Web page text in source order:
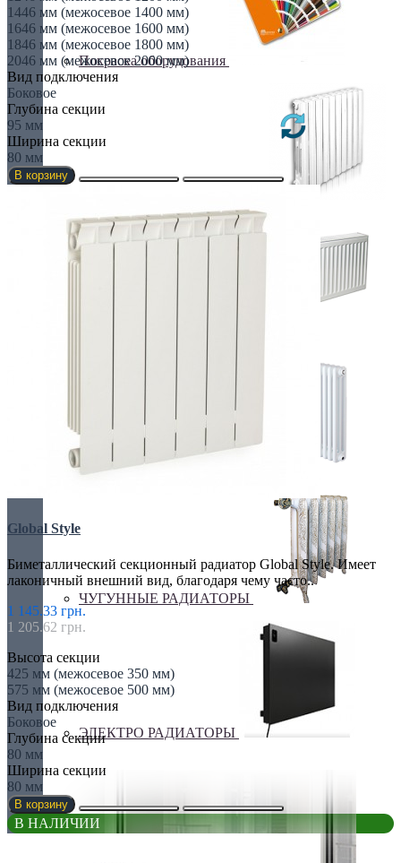
Покраска оборудования
СТАЛЬНЫЕ РАДИАТОРЫ
ТРУБЧАТЫЕ РАДИАТОРЫ
ЧУГУННЫЕ РАДИАТОРЫ
ЭЛЕКТРО РАДИАТОРЫ
1446 мм (межосевое 1400 мм)
1646 мм (межосевое 1600 мм)
1846 мм (межосевое 1800 мм)
2046 мм (межосевое 2000 мм)
Вид подключения
Боковое
Глубина секции
95 мм
Ширина секции
80 мм
В корзину
Global Style
Биметаллический секционный радиатор Global Style. Имеет
лаконичный внешний вид, благодаря чему часто..
1 145.33 грн.
1 205.62 грн.
Высота секции
425 мм (межосевое 350 мм)
575 мм (межосевое 500 мм)
Вид подключения
Боковое
Глубина секции
80 мм
Ширина секции
80 мм
В корзину
В НАЛИЧИИ